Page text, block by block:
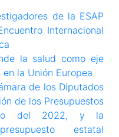
de la ESAP
Internacional
la salud como eje
la Unión Europea
de los Diputados
de los Presupuestos
del 2022, y la
estatal